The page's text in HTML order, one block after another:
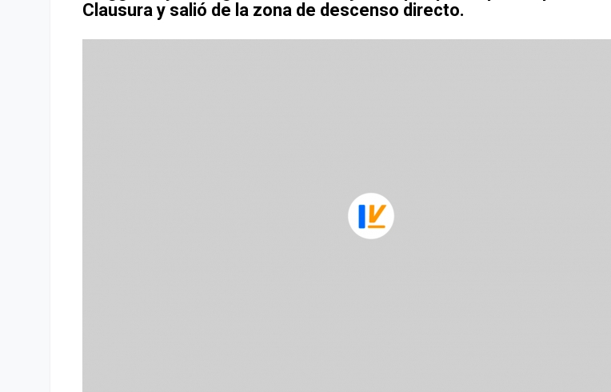
Clausura y salió de la zona de descenso directo.